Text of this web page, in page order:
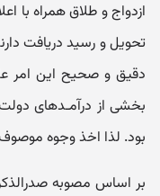
تحویل و رسید دریافت
دقیق و صحیح این امر
بخشی از درآمـدهای
بود. لذا اخذ وجوه
بر اساس مصوبه